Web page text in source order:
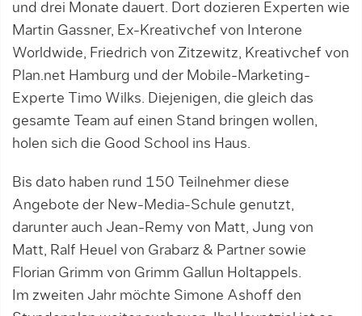
und drei Monate dauert. Dort dozieren Experten wie
Martin Gassner, Ex-Kreativchef von In­ter­one
Worldwide, Friedrich von Zitzewitz, Kreativchef von
Plan.net Hamburg und der Mobile-Marketing-
Exper­te Timo Wilks. Diejenigen, die gleich das
gesamte Team auf einen Stand bringen wollen,
holen sich die Good School ins Haus.
Bis dato haben rund 150 Teilnehmer diese
Angebote der New-Media-Schule genutzt,
darunter auch Jean-Remy von Matt, Jung von
Matt, Ralf Heuel von Grabarz & Partner sowie
Florian Grimm von Grimm Gallun Holtappels.
Im zweiten Jahr möchte Simone As­hoff den